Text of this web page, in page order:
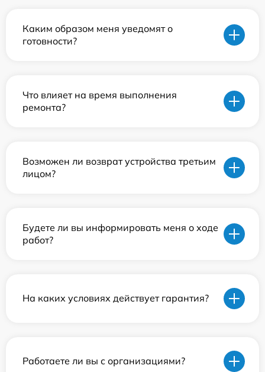
Каким образом меня уведомят о
готовности?
Что влияет на время выполнения
ремонта?
Возможен ли возврат устройства третьим
лицом?
Будете ли вы информировать меня о ходе
работ?
На каких условиях действует гарантия?
Работаете ли вы с организациями?